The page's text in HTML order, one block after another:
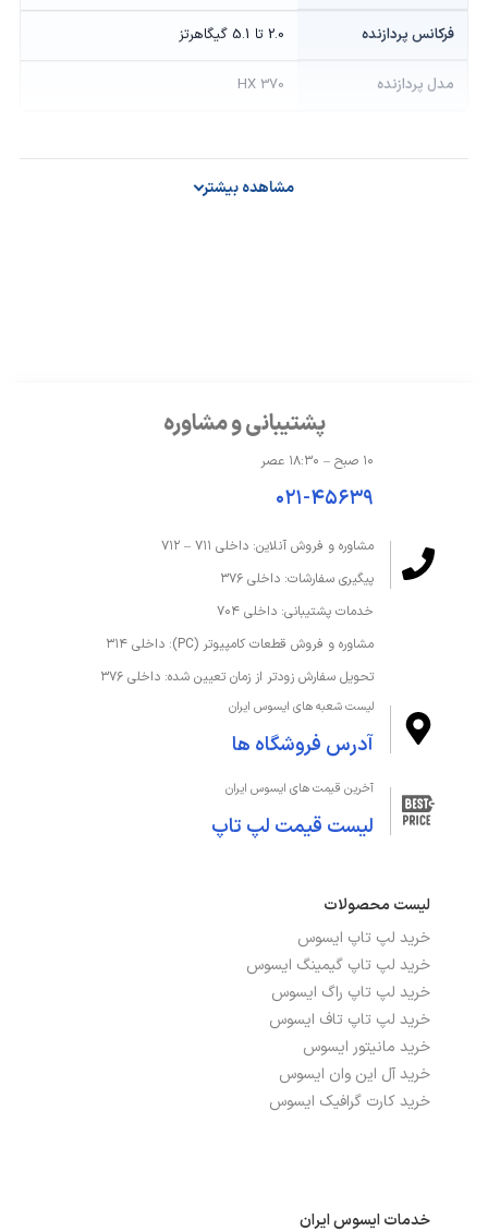
فرکانس پردازنده 2.0 تا 5.1 گیگاهرتز
مدل پردازنده HX 370
گرافیک
حافظه و ذخیره‌سازی
M.2 NVMe PCIe 4.0 SSD
نوع حافظه داخلی SSD
LPDDR5X
صفحه‌نمایش و تصویر
اندازه صفحه نمایش
صفحه نمایش لمسی
صفحه نمایش مات
نرخ بروزرسانی 165Hz
نوع صفحه نمایش
مشاهده بیشتر
پشتیبانی و مشاوره
۱۰ صبح – ۱۸:۳۰ عصر
۰۲۱-۴۵۶۳۹
مشاوره و فروش آنلاین: داخلی ۷۱۱ – ۷۱۲
پیگیری سفارشات: داخلی ۳۷۶
خدمات پشتیبانی: داخلی ۷۰۴
مشاوره و فروش قطعات کامپیوتر (PC): داخلی ۳۱۴
تحویل سفارش زودتر از زمان تعیین شده: داخلی ۳۷۶
لیست شعبه های ایسوس ایران
آدرس فروشگاه ها
آخرین قیمت های ایسوس ایران
لیست قیمت لپ تاپ
لیست محصولات
خرید لپ تاپ ایسوس
خرید لپ تاپ گیمینگ ایسوس
خرید لپ تاپ راگ ایسوس
خرید لپ تاپ تاف ایسوس
خرید مانیتور ایسوس
خرید آل این وان ایسوس
خرید کارت گرافیک ایسوس
خدمات ایسوس ایران